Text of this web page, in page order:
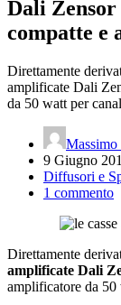
Dali Zensor
compatte e
Direttamente
amplificate Dali
da 50 watt per
9 Giugno
Diffusori e
1 commento
Direttamente
amplificate Dali
amplificatore da 50